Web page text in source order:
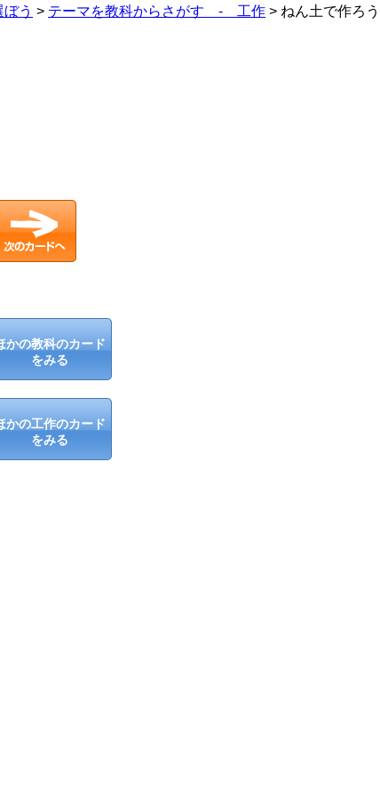
う > テーマを教科からさがす - 工作 > ねん土で作ろう
かの教科のカード
をみる
かの工作のカード
をみる